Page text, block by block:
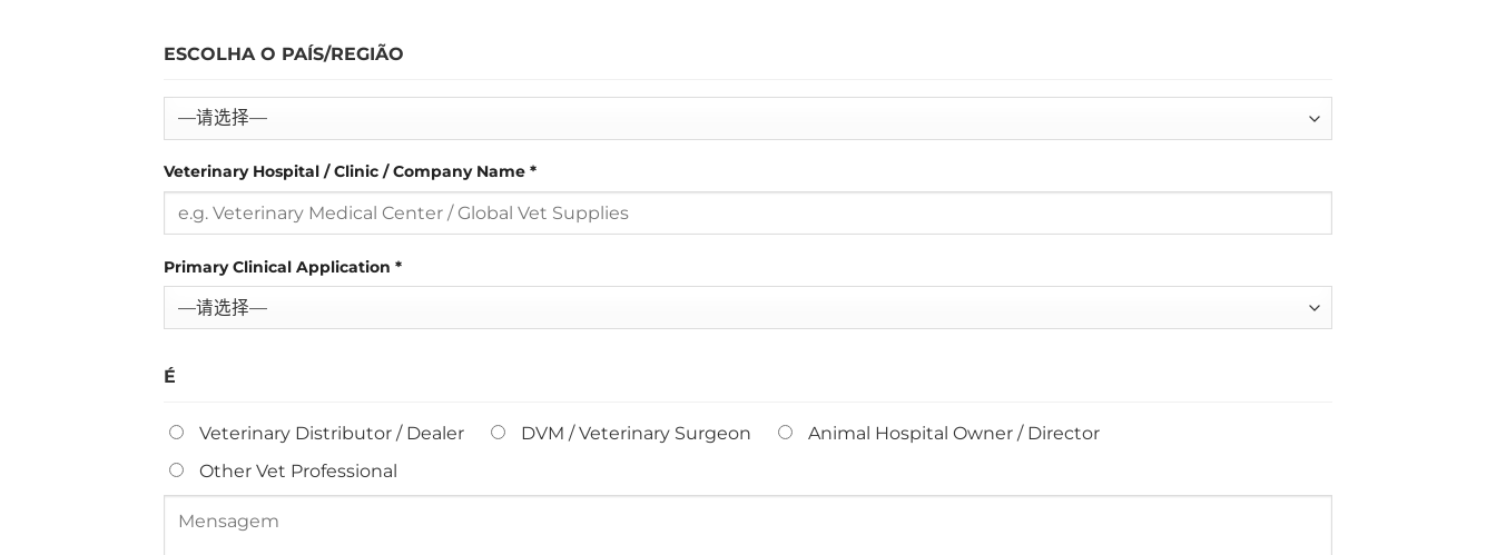
ESCOLHA O PAÍS/REGIÃO
Veterinary Hospital / Clinic / Company Name *
Primary Clinical Application *
É
Veterinary Distributor / Dealer DVM / Veterinary Surgeon
Animal Hospital Owner / Director
Other Vet Professional